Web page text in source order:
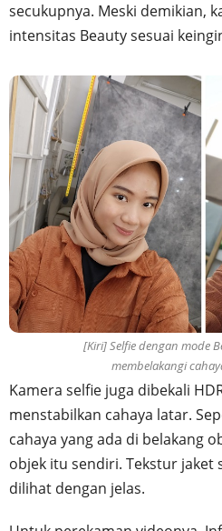
secukupnya. Meski demikian,
intensitas Beauty sesuai
[Kiri] Selfie dengan mode
membelakangi
Kamera selfie juga dibekali
menstabilkan cahaya latar.
cahaya yang ada di belakang
objek itu sendiri. Tekstur jaket
dilihat dengan jelas.